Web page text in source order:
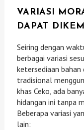
VARIASI
DAPAT
Seiring dengan
berbagai variasi
ketersediaan
tradisional
khas Ceko, ada
hidangan ini tanpa
Beberapa variasi
lain: